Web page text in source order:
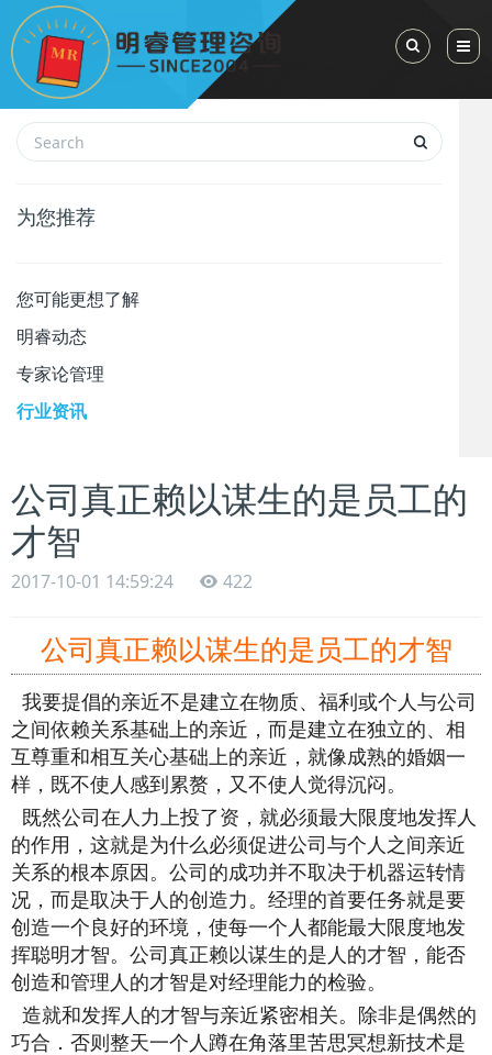
Toggle
为您推荐
您可能更想了解
明睿动态
专家论管理
行业资讯
公司真正赖以谋生的是员工的
才智
2017-10-01 14:59:24 422
公司真正赖以谋生的是员工的才智
我要提倡的亲近不是建立在物质、福利或个人与公司
之间依赖关系基础上的亲近，而是建立在独立的、相
互尊重和相互关心基础上的亲近，就像成熟的婚姻一
样，既不使人感到累赘，又不使人觉得沉闷。
既然公司在人力上投了资，就必须最大限度地发挥人
的作用，这就是为什么必须促进公司与个人之间亲近
关系的根本原因。公司的成功并不取决于机器运转情
况，而是取决于人的创造力。经理的首要任务就是要
创造一个良好的环境，使每一个人都能最大限度地发
挥聪明才智。公司真正赖以谋生的是人的才智，能否
创造和管理人的才智是对经理能力的检验。
造就和发挥人的才智与亲近紧密相关。除非是偶然的
巧合．否则整天一个人蹲在角落里苦思冥想新技术是